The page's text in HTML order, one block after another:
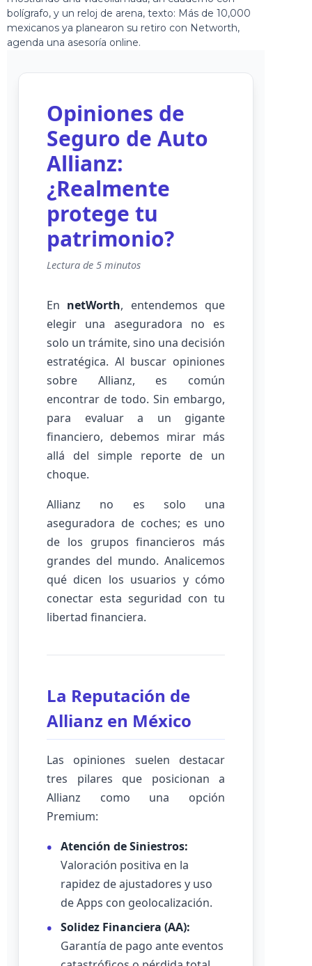
Opiniones de
Seguro de Auto
Allianz:
¿Realmente
protege tu
patrimonio?
Lectura de 5 minutos
En netWorth, entendemos que
elegir una aseguradora no es
solo un trámite, sino una decisión
estratégica. Al buscar opiniones
sobre Allianz, es común
encontrar de todo. Sin embargo,
para evaluar a un gigante
financiero, debemos mirar más
allá del simple reporte de un
choque.
Allianz no es solo una
aseguradora de coches; es uno
de los grupos financieros más
grandes del mundo. Analicemos
qué dicen los usuarios y cómo
conectar esta seguridad con tu
libertad financiera.
La Reputación de
Allianz en México
Las opiniones suelen destacar
tres pilares que posicionan a
Allianz como una opción
Premium:
Atención de Siniestros:
Valoración positiva en la
rapidez de ajustadores y uso
de Apps con geolocalización.
Solidez Financiera (AA):
Garantía de pago ante eventos